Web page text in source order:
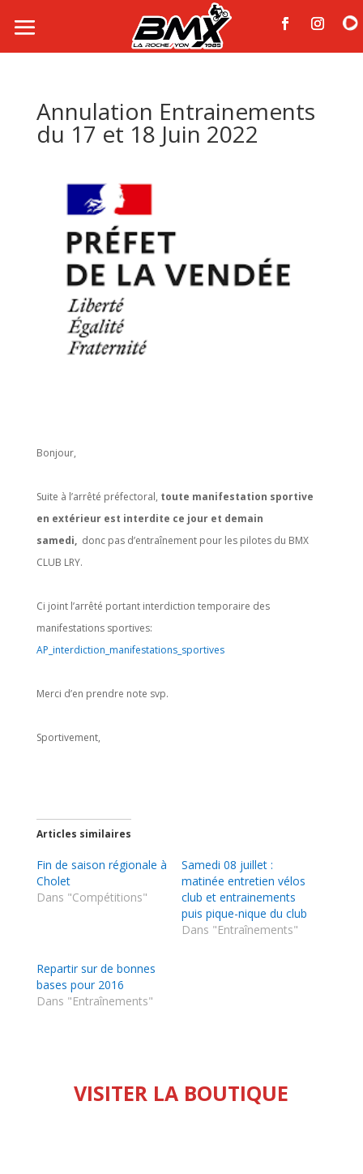
Annulation Entrainements
du 17 et 18 Juin 2022
Bonjour,
Suite à l’arrêté préfectoral, toute manifestation sportive
en extérieur est interdite ce jour et demain
samedi, donc pas d’entraînement pour les pilotes du BMX
CLUB LRY.
Ci joint l’arrêté portant interdiction temporaire des
manifestations sportives:
AP_interdiction_manifestations_sportives
Merci d’en prendre note svp.
Sportivement,
Articles similaires
Fin de saison régionale à
Cholet
Dans "Compétitions"
Samedi 08 juillet :
matinée entretien vélos
club et entrainements
puis pique-nique du club
Dans "Entraînements"
Repartir sur de bonnes
bases pour 2016
Dans "Entraînements"
VISITER LA BOUTIQUE